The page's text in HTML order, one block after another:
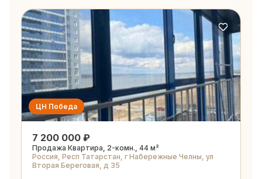
ЦН Победа
7 200 000 ₽
Продажа Квартира, 2-комн., 44 м²
Россия, Респ Татарстан, г Набережные Челны, ул
Вторая Береговая, д 35